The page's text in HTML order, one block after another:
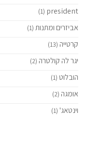
president
(1)
אביזרים ומתנות (1)
קרטייה (13)
יגר לה קולטרה (2)
הובלוט (1)
אומגה (2)
וינטאג' (1)